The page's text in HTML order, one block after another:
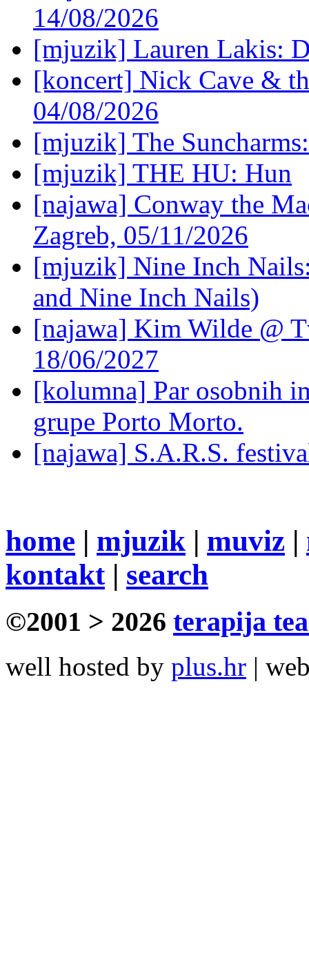
14/08/2026
[mjuzik] Lauren Lakis:
[koncert] Nick Cave &
04/08/2026
[mjuzik] The
[mjuzik] THE HU: Hun
[najawa] Conway the
Zagreb, 05/11/2026
[mjuzik] Nine Inch
and Nine Inch Nails)
[najawa] Kim Wilde @
18/06/2027
[kolumna] Par osobnih
grupe Porto Morto.
[najawa] S.A.R.S.
home | mjuzik | muviz |
kontakt| search
©2001 > 2026 terapija
well hosted by plus.hr |